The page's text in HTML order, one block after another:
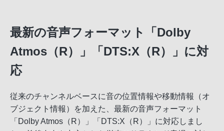
最新の音声フォーマット「Dolby
Atmos（R）」「DTS:X（R）」に対
応
従来のチャンネルベースに音の位置情報や移動情報（オ
ブジェクト情報）を加えた、最新の音声フォーマット
「Dolby Atmos（R）」「DTS:X（R）」に対応しまし